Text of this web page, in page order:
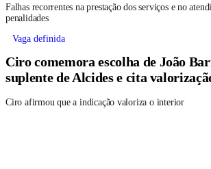
Falhas recorrentes na prestação dos serviços e no
penalidades
Vaga definida
Ciro comemora escolha de João
suplente de Alcides e cita
Ciro afirmou que a indicação valoriza o interior